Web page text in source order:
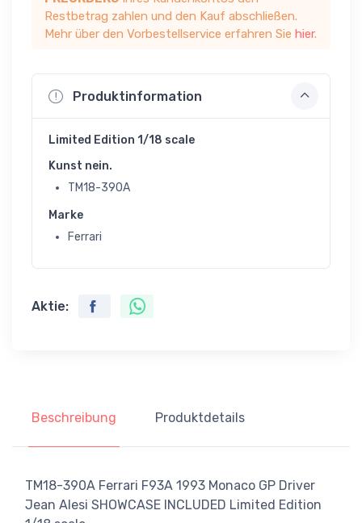
Restbetrag zahlen und den Kauf abschließen.
Mehr über den Vorbestellservice erfahren Sie hier.
Produktinformation
Limited Edition 1/18 scale
Kunst nein.
TM18-390A
Marke
Ferrari
Aktie:
Beschreibung Produktdetails
TM18-390A Ferrari F93A 1993 Monaco GP Driver
Jean Alesi SHOWCASE INCLUDED Limited Edition